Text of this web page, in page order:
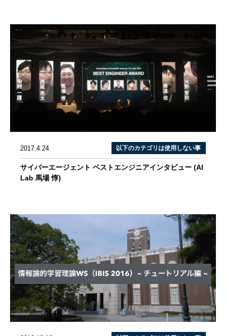
2017.4.24 以下のカテゴリは使用しない事
サイバーエージェント ベストエンジニアインタビュー (AI
Lab 馬場 惇)